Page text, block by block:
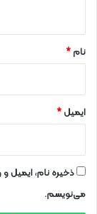
نام*
ایمیل*
ذخیره نام، ایمیل
می‌نویسم.